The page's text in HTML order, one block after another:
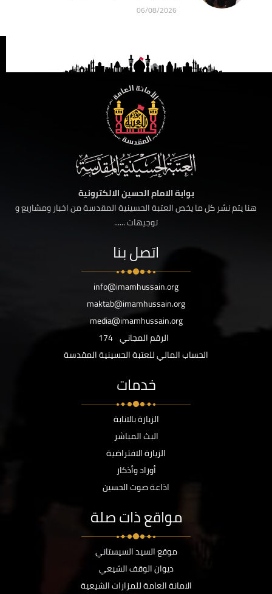
06/08/2026
بوابة الامام الحسين الالكترونية
هنا يتم نشر كل ما يخص العتبة الحسينية المقدسة من اخبار ومشاريع و
توجيهات ......
اتصل بنا
info@imamhussain.org
maktab@imamhussain.org
media@imamhussain.org
الرقم المجاني 174
الحساب المالي للعتبة الحسينية المقدسة
خدمات
الزيارة بالانابة
البث المباشر
الزيارة الافتراضية
أوراد وأذكار
اذاعة صوت الحسين
مواقع ذات صلة
موقع السيد السيستاني
ديوان الوقف الشيعي
الامانة العامة للمزارات الشيعية